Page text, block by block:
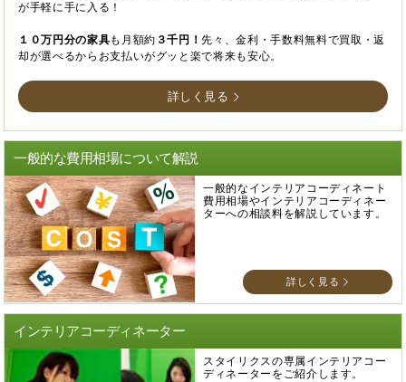
が手軽に手に入る！
１０万円分の家具も月額約 ３千円！先々、金利・手数料無料で買取・返
却が選べるからお支払いがグッと楽で将来も安心。
詳しく見る
一般的な費用相場について解説
一般的なインテリアコーディネート
費用相場やインテリアコーディネー
ターへの相談料を解説しています。
詳しく見る
インテリアコーディネーター
スタイリクスの専属インテリアコー
ディネーターをご紹介します。